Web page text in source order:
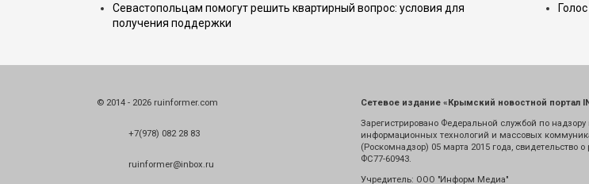
Севастопольцам помогут решить квартирный вопрос: условия для
получения поддержки
© 2014 - 2026 ruinformer.com
+7(978) 082 28 83
ruinformer@inbox.ru
Сетевое издание «Крымский новостной портал
Зарегистрировано Федеральной службой по надзору
информационных технологий и массовых
(Роскомнадзор) 05 марта 2015 года, свидетельство
ФС77-60943.
Учредитель: ООО "Информ Медиа"